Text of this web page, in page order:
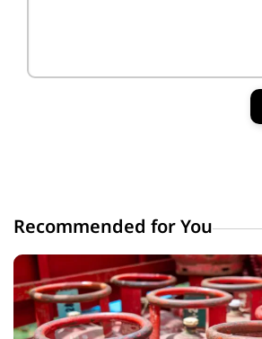
Recommended for You